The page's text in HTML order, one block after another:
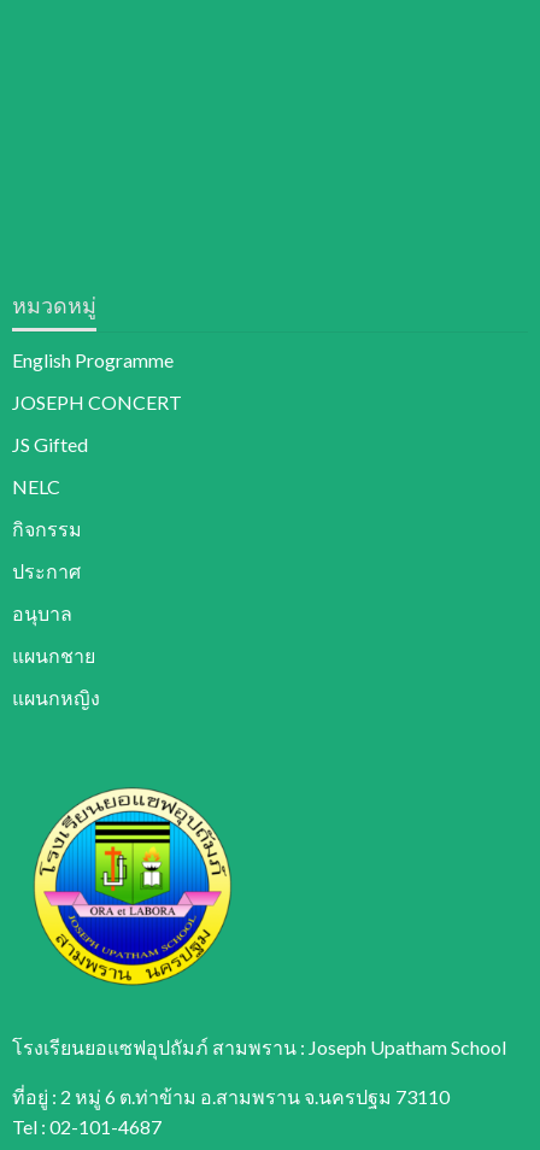
หมวดหมู่
English Programme
JOSEPH CONCERT
JS Gifted
NELC
กิจกรรม
ประกาศ
อนุบาล
แผนกชาย
แผนกหญิง
โรงเรียนยอแซฟอุปถัมภ์ สามพราน : Joseph Upatham School
ที่อยู่ : 2 หมู่ 6 ต.ท่าข้าม อ.สามพราน จ.นครปฐม 73110
Tel : 02-101-4687